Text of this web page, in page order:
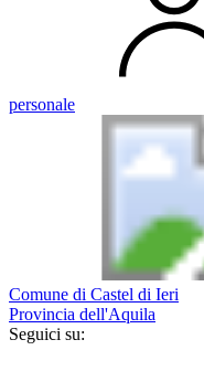
personale
Comune di Castel di Ieri
Provincia dell'Aquila
Seguici su: